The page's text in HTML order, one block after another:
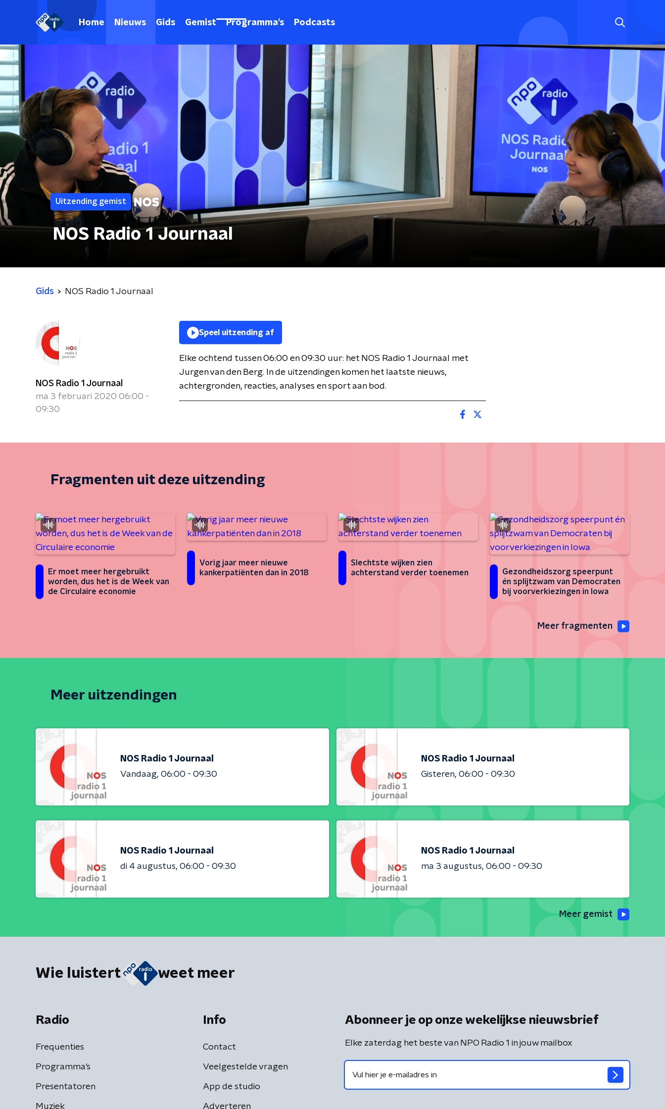
Home Nieuws Gids Gemist Programma's Podcasts
Uitzending gemist
NOS Radio 1 Journaal
Gids NOS Radio 1 Journaal
NOS Radio 1 Journaal
ma 3 februari 2020 06:00 -
09:30
Speel uitzending af
Elke ochtend tussen 06:00 en 09:30 uur: het NOS Radio 1 Journaal met
Jurgen van den Berg. In de uitzendingen komen het laatste nieuws,
achtergronden, reacties, analyses en sport aan bod.
Fragmenten uit deze uitzending
Er moet meer hergebruikt
worden, dus het is de Week van
de Circulaire economie
Vorig jaar meer nieuwe
kankerpatiënten dan in 2018
Slechtste wijken zien
achterstand verder toenemen
Gezondheidszorg speerpunt
én splijtzwam van Democraten
bij voorverkiezingen in Iowa
Meer fragmenten
Meer uitzendingen
NOS Radio 1 Journaal
Vandaag 06:00 - 09:30
NOS Radio 1 Journaal
Gisteren 06:00 - 09:30
NOS Radio 1 Journaal
di 4 augustus 06:00 - 09:30
NOS Radio 1 Journaal
ma 3 augustus 06:00 - 09:30
Meer gemist
Wie luistert weet meer
Radio
Frequenties
Programma's
Presentatoren
Muziek
Info
Contact
Veelgestelde vragen
App de studio
Adverteren
Abonneer je op onze wekelijkse nieuwsbrief
Elke zaterdag het beste van NPO Radio 1 in jouw mailbox